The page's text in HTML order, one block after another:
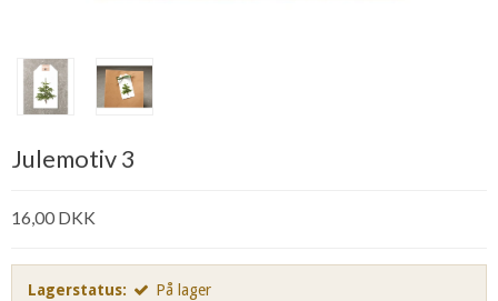
Julemotiv 3
16,00 DKK
Lagerstatus: På lager